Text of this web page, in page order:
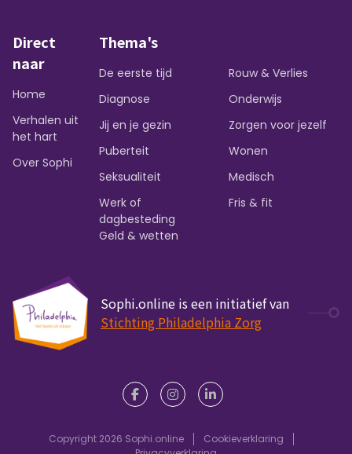
Direct
naar
Home
Verhalen uit
het hart
Over Sophi
Thema's
De eerste tijd
Diagnose
Jij en je gezin
Puberteit
Seksualiteit
Werk of
dagbesteding
Rouw & Verlies
Onderwijs
Zorgen voor jezelf
Wonen
Medisch
Fris & fit
Geld & wetten
Sophi.online is een initiatief van
Stichting Philadelphia Zorg
Copyright 2026 Sophi.online
Cookieverklaring